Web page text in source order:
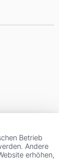
Betrieb
Andere
erhöhen,